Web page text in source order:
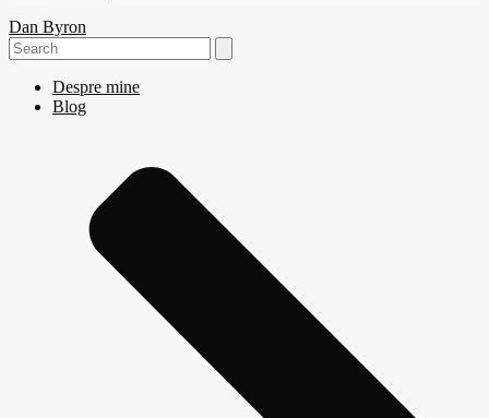
Dan Byron
Search
for:
Despre mine
Blog